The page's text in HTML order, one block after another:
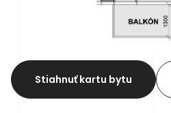
Stiahnuť kartu bytu